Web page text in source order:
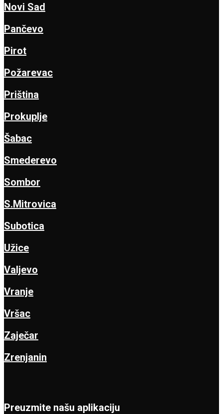
Novi Sad
Pančevo
Pirot
Požarevac
Priština
Prokuplje
Šabac
Smederevo
Sombor
S.Mitrovica
Subotica
Užice
Valjevo
Vranje
Vršac
Zaječar
Zrenjanin
Preuzmite našu aplikaciju